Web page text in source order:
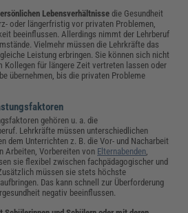
Lebensverhältnisse die Gesundheit
oder längerfristig vor privaten Problemen,
beeinflussen. Allerdings nimmt der Lehrberuf
Vielmehr müssen die Lehrkräfte das
Leistung erbringen. Sie können sich nicht
Kollegen für längere Zeit vertreten lassen oder
übernehmen, bis die privaten Probleme
gehören u. a. die
Lehrkräfte müssen unterschiedlichen
dem Unterrichten z. B. die Vor- und Nacharbeit
Arbeiten, Vorbereiten von Elternabenden,
sie flexibel zwischen fachpädagogischer und
müssen sie stets höchste
Das kann schnell zur Überforderung
negativ beeinflussen.